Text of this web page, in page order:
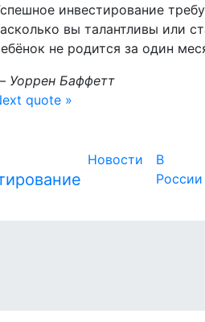
инвестирование
вы талантливы или
не родится за один
Уоррен Баффетт
quote »
Новости
В
России